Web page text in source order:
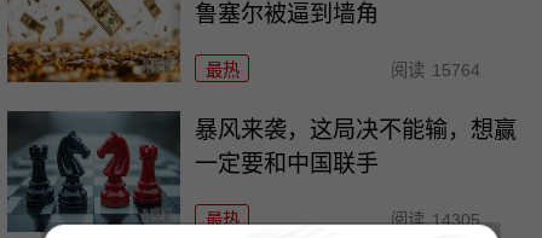
鲁塞尔被逼到墙角
最热 阅读 15764
暴风来袭，这局决不能输，想赢
一定要和中国联手
最热 阅读 14305